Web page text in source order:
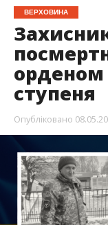
ВЕРХОВИНА
орденом
ступеня
Опубліковано